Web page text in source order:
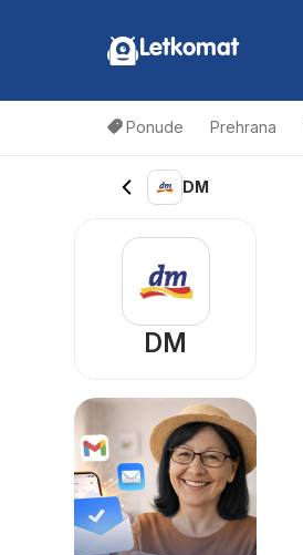
Letkomat
Ponude Prehrana
DM
DM